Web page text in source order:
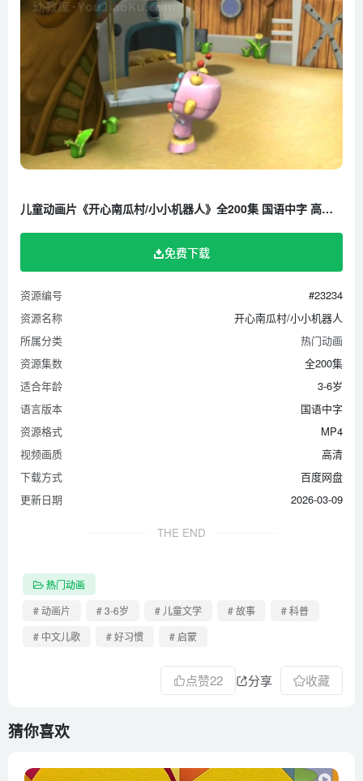
儿童动画片《开心南瓜村/小小机器人》全200集 国语中字 高清/MP4/9.44G 百度云网盘下载
免费下载
资源编号
#23234
资源名称
开心南瓜村/小小机器人
所属分类
热门动画
资源集数
全200集
适合年龄
3-6岁
语言版本
国语中字
资源格式
MP4
视频画质
高清
下载方式
百度网盘
更新日期
2026-03-09
THE END
热门动画
# 动画片
# 3-6岁 # 儿童文学 # 故事
# 科普
# 中文儿歌
# 好习惯 # 启蒙
点赞22 分享 收藏
猜你喜欢